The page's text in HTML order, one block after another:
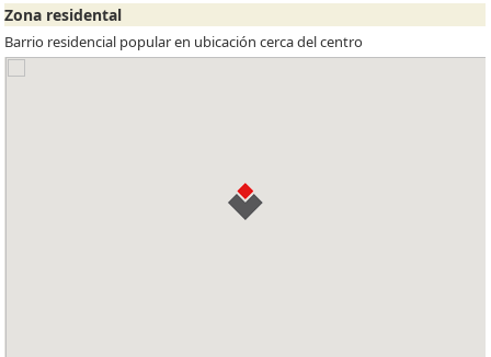
Zona residental
Barrio residencial popular en ubicación cerca del centro